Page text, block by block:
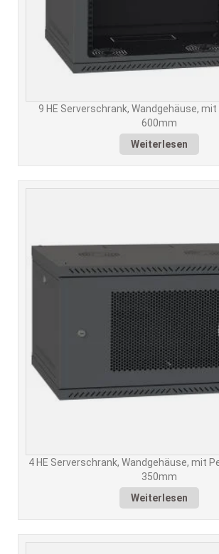
9 HE Serverschrank, Wandgehäuse,
600mm
Weiterlesen
4 HE Serverschrank, Wandgehäuse, mit
350mm
Weiterlesen